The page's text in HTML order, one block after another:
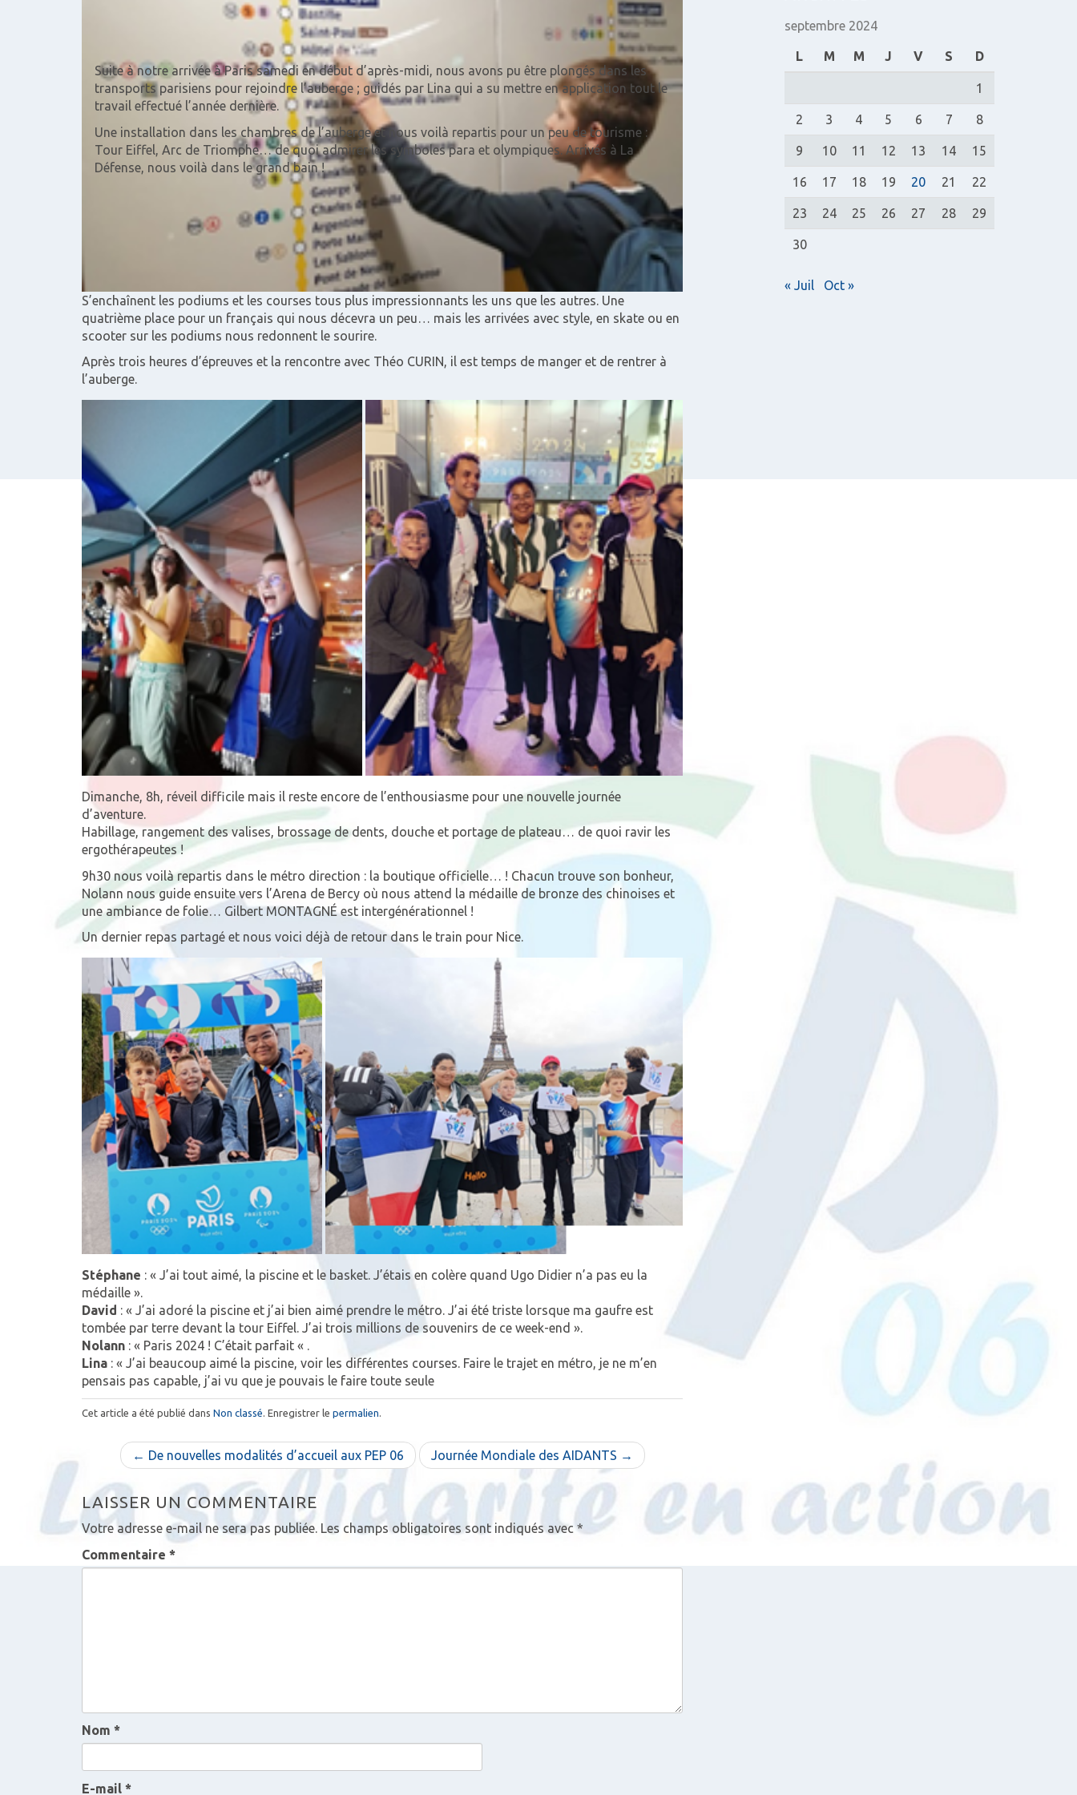
Suite à notre arrivée à Paris samedi en début d’après-midi, nous avons pu être plongés dans les
transports parisiens pour rejoindre l’auberge ; guidés par Lina qui a su mettre en application tout le
travail effectué l’année dernière.
Une installation dans les chambres de l’auberge et nous voilà repartis pour un peu de tourisme :
Tour Eiffel, Arc de Triomphe… de quoi admirer les symboles para et olympiques. Arrivés à La
Défense, nous voilà dans le grand bain !
S’enchaînent les podiums et les courses tous plus impressionnants les uns que les autres. Une
quatrième place pour un français qui nous décevra un peu… mais les arrivées avec style, en skate ou en
scooter sur les podiums nous redonnent le sourire.
Après trois heures d’épreuves et la rencontre avec Théo CURIN, il est temps de manger et de rentrer à
l’auberge.
Dimanche, 8h, réveil difficile mais il reste encore de l’enthousiasme pour une nouvelle journée
d’aventure.
Habillage, rangement des valises, brossage de dents, douche et portage de plateau… de quoi ravir les
ergothérapeutes !
9h30 nous voilà repartis dans le métro direction : la boutique officielle… ! Chacun trouve son bonheur,
Nolann nous guide ensuite vers l’Arena de Bercy où nous attend la médaille de bronze des chinoises et
une ambiance de folie… Gilbert MONTAGNÉ est intergénérationnel !
Un dernier repas partagé et nous voici déjà de retour dans le train pour Nice.
Stéphane : « J’ai tout aimé, la piscine et le basket. J’étais en colère quand Ugo Didier n’a pas eu la
médaille ».
David : « J’ai adoré la piscine et j’ai bien aimé prendre le métro. J’ai été triste lorsque ma gaufre est
tombée par terre devant la tour Eiffel. J’ai trois millions de souvenirs de ce week-end ».
Nolann : « Paris 2024 ! C’était parfait « .
Lina : « J’ai beaucoup aimé la piscine, voir les différentes courses. Faire le trajet en métro, je ne m’en
pensais pas capable, j’ai vu que je pouvais le faire toute seule
Cet article a été publié dans Non classé. Enregistrer le permalien.
a
v
i
o
n
← De nouvelles modalités d’accueil aux PEP 06 Journée Mondiale des AIDANTS →
LAISSER UN COMMENTAIRE
Votre adresse e-mail ne sera pas publiée. Les champs obligatoires sont indiqués avec*
Commentaire *
Nom *
E-mail *
septembre 2024
L M M J V S D
1
2 3 4 5 6 7 8
9 10 11 12 13 14 15
16 17 18 19 20 21 22
23 24 25 26 27 28 29
30
« Juil Oct »